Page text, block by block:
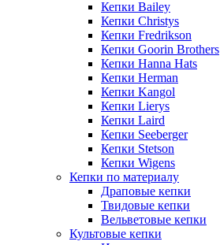
Кепки Bailey
Кепки Christys
Кепки Fredrikson
Кепки Goorin Brothers
Кепки Hanna Hats
Кепки Herman
Кепки Kangol
Кепки Lierys
Кепки Laird
Кепки Seeberger
Кепки Stetson
Кепки Wigens
Кепки по материалу
Драповые кепки
Твидовые кепки
Вельветовые кепки
Культовые кепки